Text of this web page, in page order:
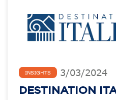
INSIGHTS 3/03/2024
DESTINATION